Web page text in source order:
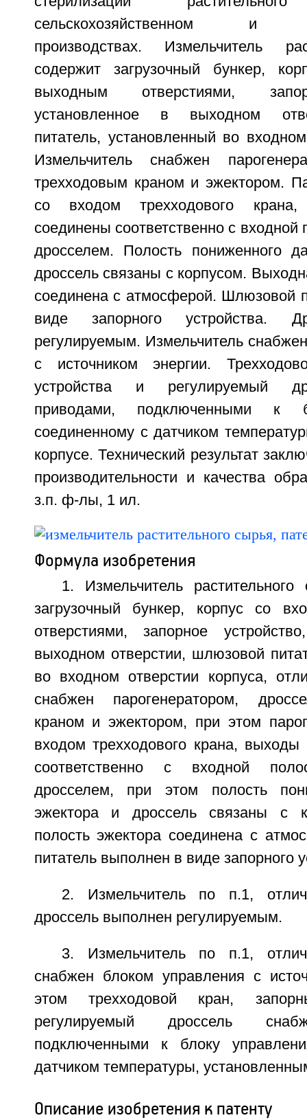
сельскохозяйственном и
производствах. Измельчитель
содержит загрузочный бункер,
выходным отверстиями,
установленное в выходном
питатель, установленный во
Измельчитель снабжен
трехходовым краном и эжектором.
со входом трехходового
соединены соответственно с входной
дросселем. Полость пониженного
дроссель связаны с корпусом.
соединена с атмосферой. Шлюзовой
виде запорного устройства.
регулируемым. Измельчитель
с источником энергии.
устройства и регулируемый
приводами, подключенными к
соединенному с датчиком
корпусе. Технический результат
производительности и качества
з.п. ф-лы, 1 ил.
Формула изобретения
1. Измельчитель
загрузочный бункер, корпус со
отверстиями, запорное
выходном отверстии, шлюзовой
во входном отверстии корпуса,
снабжен парогенератором,
краном и эжектором, при этом
входом трехходового крана, выходы
соответственно с входной
дросселем, при этом полость
эжектора и дроссель связаны с
полость эжектора соединена с
питатель выполнен в виде запорного
2. Измельчитель по п.1,
дроссель выполнен регулируемым.
3. Измельчитель по п.1,
снабжен блоком управления с
этом трехходовой кран,
регулируемый дроссель
подключенными к блоку
датчиком температуры,
Описание изобретения к патенту